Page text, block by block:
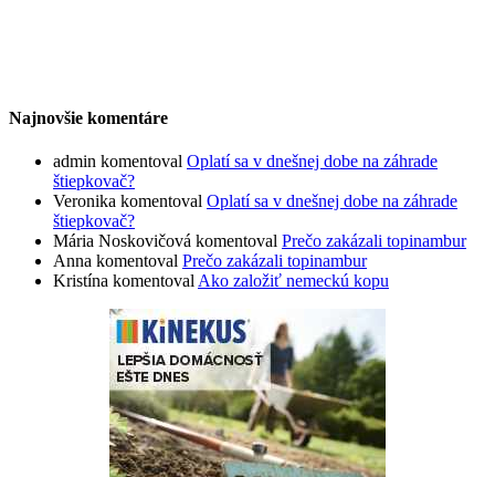
Najnovšie komentáre
admin komentoval Oplatí sa v dnešnej dobe na záhrade
štiepkovač?
Veronika komentoval Oplatí sa v dnešnej dobe na záhrade
štiepkovač?
Mária Noskovičová komentoval Prečo zakázali topinambur
Anna komentoval Prečo zakázali topinambur
Kristína komentoval Ako založiť nemeckú kopu